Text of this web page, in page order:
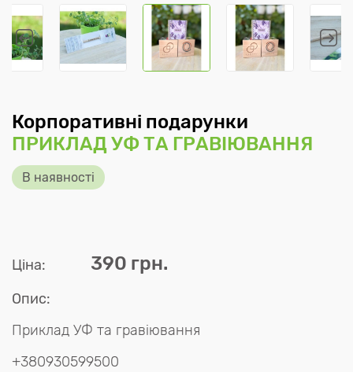
Корпоративні подарунки
ПРИКЛАД УФ ТА ГРАВІЮВАННЯ
В наявності
Ціна: 390 грн.
Опис:
Приклад УФ та гравіювання
+380930599500